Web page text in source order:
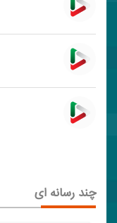
چند رسانه ای